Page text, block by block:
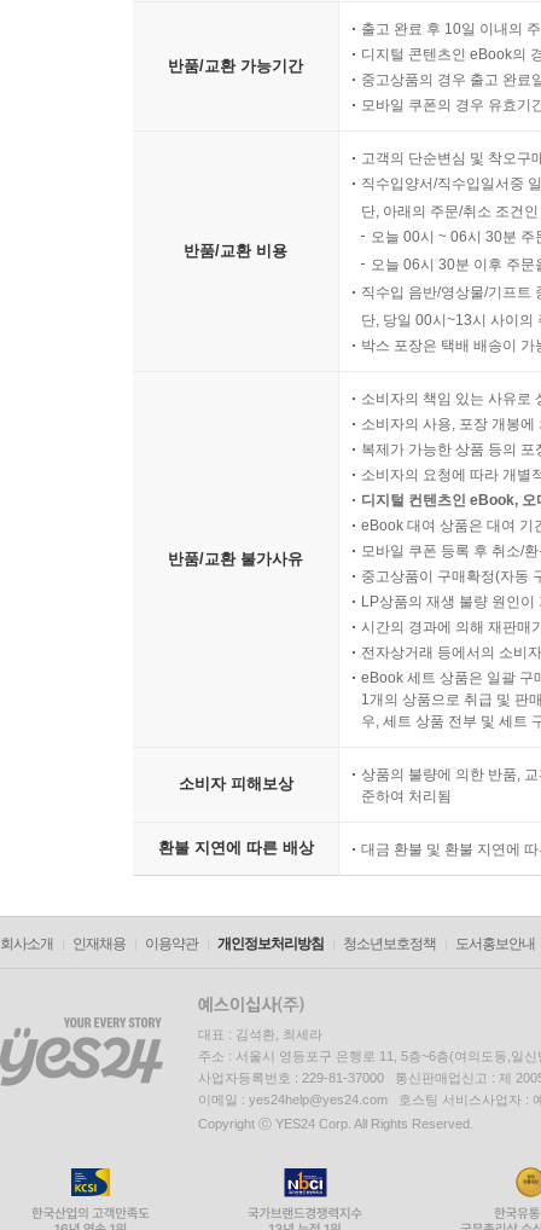
반품/교환 가능기간
출고 완료 후 10일 이내의
디지털 콘텐츠인 eBook의
중고상품의 경우 출고 완료
모바일 쿠폰의 경우 유효기
반품/교환 비용
고객의 단순변심 및 착오구
직수입양서/직수입일서중
단, 아래의 주문/취소 조건
오늘 00시 ~ 06시 30분
오늘 06시 30분 이후 주
직수입 음반/영상물/기프트
단, 당일 00시~13시 사이의
박스 포장은 택배 배송이
반품/교환 불가사유
소비자의 책임 있는 사유로
소비자의 사용, 포장 개봉
복제가 가능한 상품 등의
소비자의 요청에 따라 개별
디지털 컨텐츠인 eBook,
eBook 대여 상품은 대여 기
모바일 쿠폰 등록 후 취소/
중고상품이 구매확정(자동
LP상품의 재생 불량 원인
시간의 경과에 의해 재판매
전자상거래 등에서의 소비
eBook 세트 상품은 일괄 구
1개의 상품으로 취급 및 판
우, 세트 상품 전부 및 세트
소비자 피해보상
상품의 불량에 의한 반품,
준하여 처리됨
환불 지연에 따른 배상 대금 환불 및 환불 지연에
회사소개 인재채용 이용약관 개인정보처리방침 청소년보호정책 도서홍보안내
대표 : 김석환, 최세라
주소 : 서울시 영등포구 은행로 11, 5층~6층(여의도동,일신
사업자등록번호 : 229-81-37000 통신판매업신고 : 제
이메일 : yes24help@yes24.com 호스팅 서비스사업자 :
Copyright ⓒ YES24 Corp. All Rights Reserved.